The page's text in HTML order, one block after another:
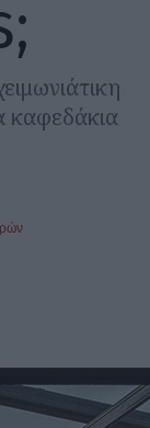
καφεδάκια